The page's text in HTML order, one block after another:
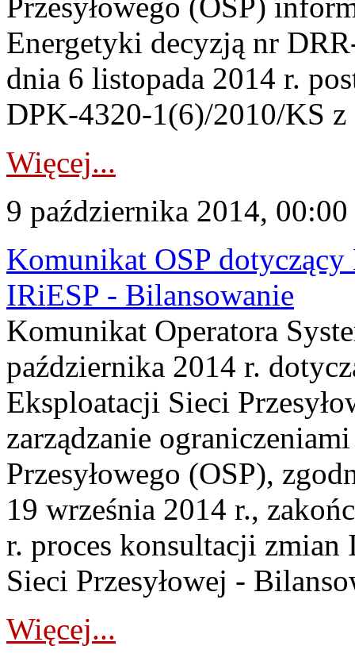
Energetyki decyzją nr
dnia 6 listopada 2014 r.
DPK-4320-1(6)/2010/KS
Więcej...
9 października 2014, 00:00
Komunikat OSP
IRiESP - Bilansowanie
Komunikat Operatora
października 2014 r.
Eksploatacji Sieci
zarządzanie
Przesyłowego (OSP),
19 września 2014 r.,
r. proces konsultacji
Sieci Przesyłowej -
Więcej...